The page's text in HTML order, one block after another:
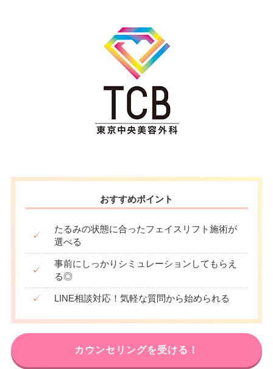
おすすめポイント
✓
たるみの状態に合ったフェイスリフト施術が
選べる
✓
事前にしっかりシミュレーションしてもらえ
る◎
✓ LINE相談対応！気軽な質問から始められる
カウンセリングを受ける！